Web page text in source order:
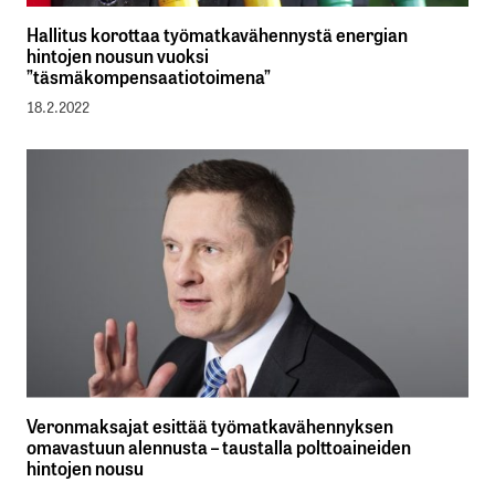
Hallitus korottaa työmatkavähennystä energian
hintojen nousun vuoksi
”täsmäkompensaatiotoimena”
18.2.2022
Veronmaksajat esittää työmatkavähennyksen
omavastuun alennusta – taustalla polttoaineiden
hintojen nousu